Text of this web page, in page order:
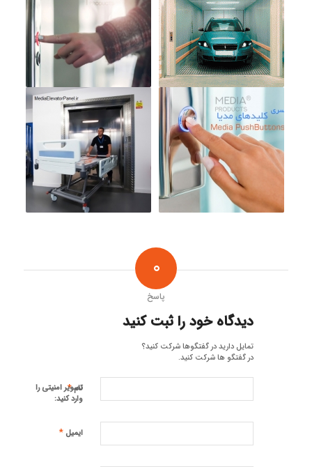
0
پاسخ
دیدگاه خود را ثبت کنید
تمایل دارید در گفتگوها شرکت کنید؟
در گفتگو ها شرکت کنید.
نام*
ایمیل *
تصویر امنیتی را
وارد کنید: